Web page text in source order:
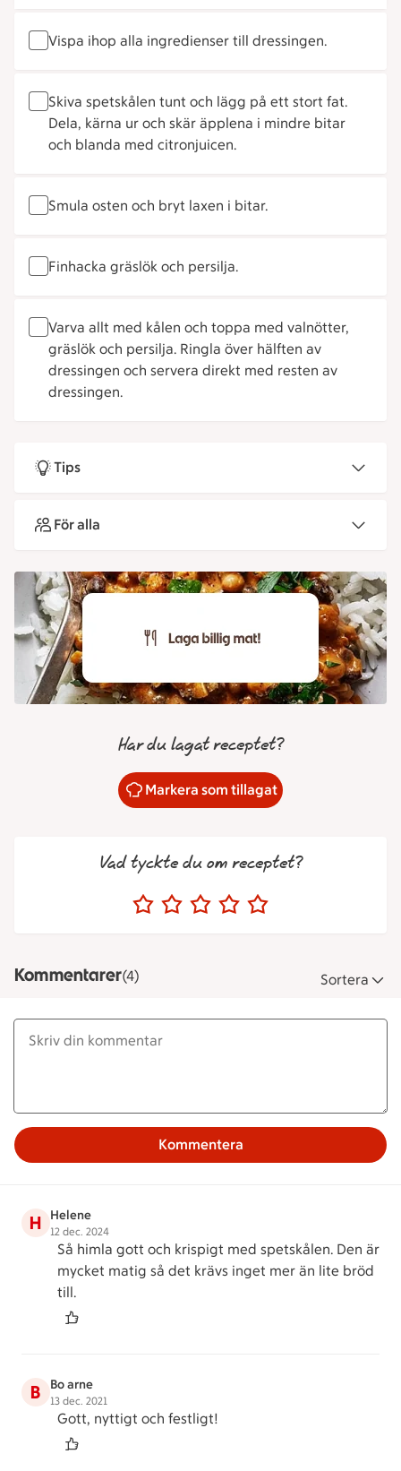
Vispa ihop alla ingredienser till dressingen.
Skiva spetskålen tunt och lägg på ett stort fat.
Dela, kärna ur och skär äpplena i mindre bitar
och blanda med citronjuicen.
Smula osten och bryt laxen i bitar.
Finhacka gräslök och persilja.
Varva allt med kålen och toppa med valnötter,
gräslök och persilja. Ringla över hälften av
dressingen och servera direkt med resten av
dressingen.
Tips
För alla
Har du lagat receptet?
Markera som tillagat
Vad tyckte du om receptet?
Kommentarer(4) Sortera
Kommentera
H Helene
12 dec. 2024
Så himla gott och krispigt med spetskålen. Den är
mycket matig så det krävs inget mer än lite bröd
till.
B Bo arne
13 dec. 2021
Gott, nyttigt och festligt!